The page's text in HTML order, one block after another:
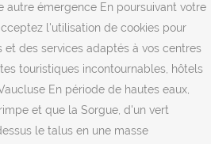
autre émergence En poursuivant votre
l'utilisation de cookies pour
et des services adaptés à vos centres
touristiques incontournables, hôtels
En période de hautes eaux,
et que la Sorgue, d'un vert
le talus en une masse